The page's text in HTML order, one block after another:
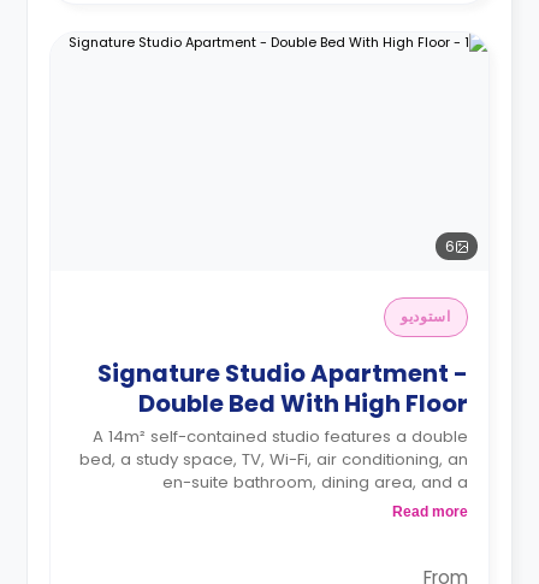
6
استوديو
Signature Studio Apartment -
Double Bed With High Floor
A 14m² self-contained studio features a double
bed, a study space, TV, Wi-Fi, air conditioning, an
en-suite bathroom, dining area, and a
kitchenette.
Read more
From